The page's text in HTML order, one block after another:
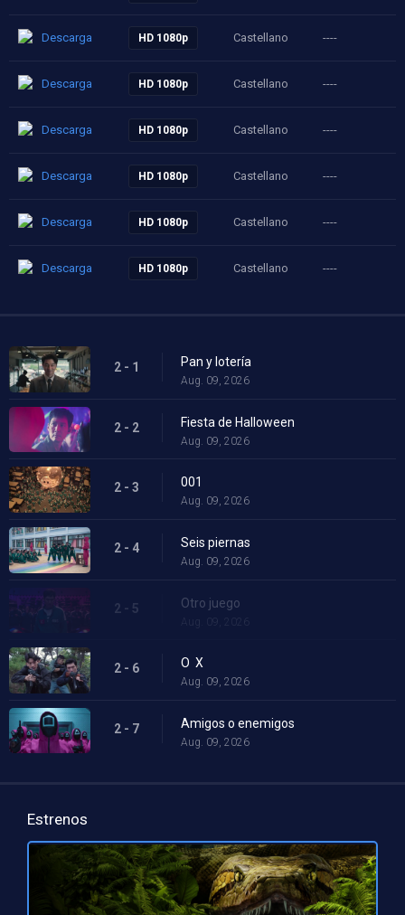
Descarga HD 1080p Castellano ----
Descarga HD 1080p Castellano ----
Descarga HD 1080p Castellano ----
Descarga HD 1080p Castellano ----
Descarga HD 1080p Castellano ----
Descarga HD 1080p Castellano ----
2 - 1 Pan y lotería
Aug. 09, 2026
2 - 2 Fiesta de Halloween
Aug. 09, 2026
2 - 3 001
Aug. 09, 2026
2 - 4 Seis piernas
Aug. 09, 2026
2 - 5 Otro juego
Aug. 09, 2026
2 - 6 O X
Aug. 09, 2026
2 - 7 Amigos o enemigos
Aug. 09, 2026
Estrenos